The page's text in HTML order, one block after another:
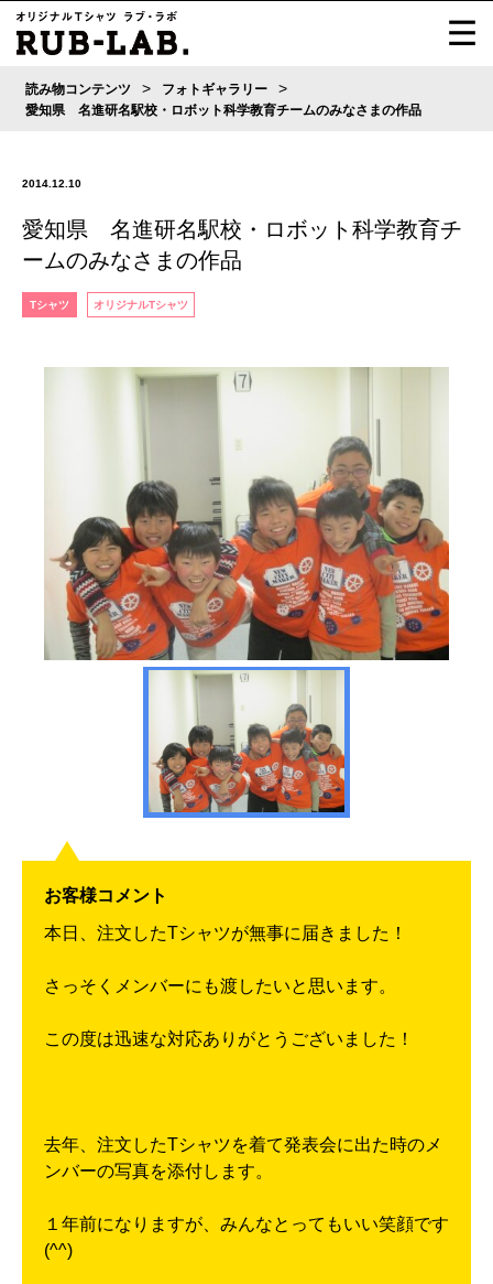
読み物コンテンツ > フォトギャラリー >
愛知県 名進研名駅校・ロボット科学教育チームのみなさまの作品
2014.12.10
愛知県 名進研名駅校・ロボット科学教育チ
ームのみなさまの作品
Tシャツ オリジナルTシャツ
お客様コメント
本日、注文したTシャツが無事に届きました！
さっそくメンバーにも渡したいと思います。
この度は迅速な対応ありがとうございました！
去年、注文したTシャツを着て発表会に出た時のメ
ンバーの写真を添付します。
１年前になりますが、みんなとってもいい笑顔です
(^^)